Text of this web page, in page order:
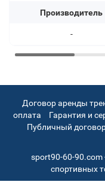
Производитель
-
Договор аренды
оплата
Гарантия и
Публичный
sport90-60-90.com
спортивных